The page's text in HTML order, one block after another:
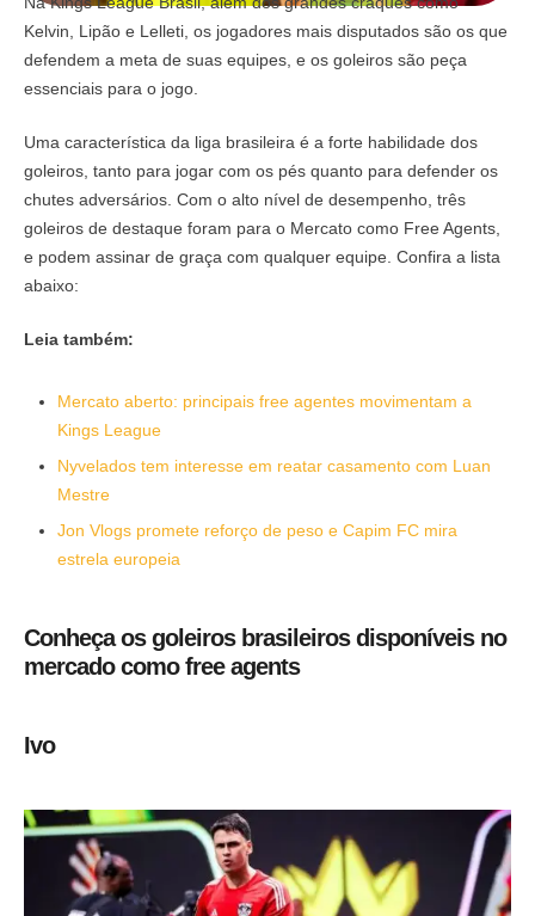
Kelvin, Lipão e Lelleti, os jogadores mais disputados são os que
defendem a meta de suas equipes, e os goleiros são peça
essenciais para o jogo.
Uma característica da liga brasileira é a forte habilidade dos
goleiros, tanto para jogar com os pés quanto para defender os
chutes adversários. Com o alto nível de desempenho, três
goleiros de destaque foram para o Mercato como Free Agents,
e podem assinar de graça com qualquer equipe. Confira a lista
abaixo:
Leia também:
Mercato aberto: principais free agentes movimentam a
Kings League
Nyvelados tem interesse em reatar casamento com Luan
Mestre
Jon Vlogs promete reforço de peso e Capim FC mira
estrela europeia
Conheça os goleiros brasileiros disponíveis no
mercado como free agents
Ivo